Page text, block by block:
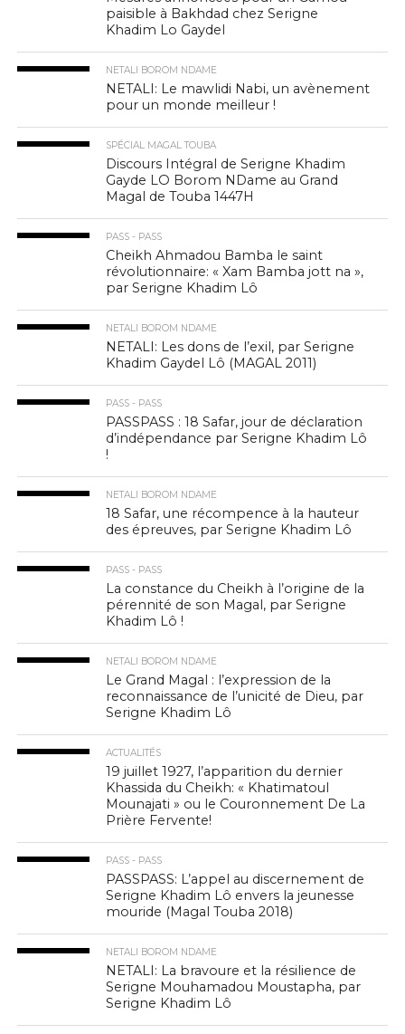
paisible à Bakhdad chez Serigne
Khadim Lo Gaydel
NETALI BOROM NDAME
NETALI: Le mawlidi Nabi, un avènement
pour un monde meilleur !
SPÉCIAL MAGAL TOUBA
Discours Intégral de Serigne Khadim
Gayde LO Borom NDame au Grand
Magal de Touba 1447H
PASS - PASS
Cheikh Ahmadou Bamba le saint
révolutionnaire: « Xam Bamba jott na »,
par Serigne Khadim Lô
NETALI BOROM NDAME
NETALI: Les dons de l’exil, par Serigne
Khadim Gaydel Lô (MAGAL 2011)
PASS - PASS
PASSPASS : 18 Safar, jour de déclaration
d’indépendance par Serigne Khadim Lô
!
NETALI BOROM NDAME
18 Safar, une récompence à la hauteur
des épreuves, par Serigne Khadim Lô
PASS - PASS
La constance du Cheikh à l’origine de la
pérennité de son Magal, par Serigne
Khadim Lô !
NETALI BOROM NDAME
Le Grand Magal : l’expression de la
reconnaissance de l’unicité de Dieu, par
Serigne Khadim Lô
ACTUALITÉS
19 juillet 1927, l’apparition du dernier
Khassida du Cheikh: « Khatimatoul
Mounajati » ou le Couronnement De La
Prière Fervente!
PASS - PASS
PASSPASS: L’appel au discernement de
Serigne Khadim Lô envers la jeunesse
mouride (Magal Touba 2018)
NETALI BOROM NDAME
NETALI: La bravoure et la résilience de
Serigne Mouhamadou Moustapha, par
Serigne Khadim Lô